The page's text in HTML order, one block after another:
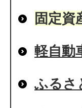
固定資
軽自動
ふるさ